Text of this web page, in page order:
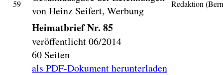
59
von Heinz Seifert, Werbung
Redaktion
Heimatbrief Nr. 85
veröffentlicht 06/2014
60 Seiten
als PDF-Dokument herunterladen